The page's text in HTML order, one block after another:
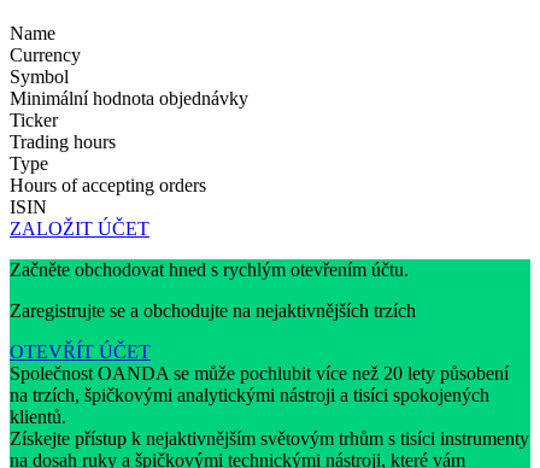
Name
Currency
Symbol
Minimální hodnota objednávky
Ticker
Trading hours
Type
Hours of accepting orders
ISIN
ZALOŽIT ÚČET
Začněte obchodovat hned s rychlým otevřením účtu.
Zaregistrujte se a obchodujte na nejaktivnějších trzích
OTEVŘÍT ÚČET
Společnost OANDA se může pochlubit více než 20 lety působení
na trzích, špičkovými analytickými nástroji a tisíci spokojených
klientů.
Získejte přístup k nejaktivnějším světovým trhům s tisíci instrumenty
na dosah ruky a špičkovými technickými nástroji, které vám